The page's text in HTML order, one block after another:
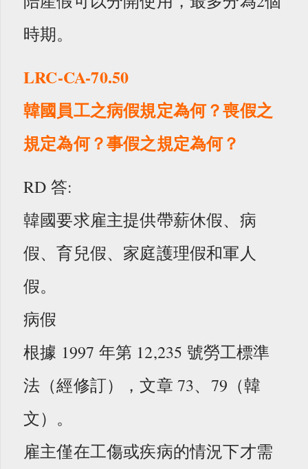
時期。
LRC-CA-70.50
韓國員工之病假規定為何？喪假之
規定為何？事假之規定為何？
RD 答:
韓國要求雇主提供帶薪休假、病
假、育兒假、家庭護理假和軍人
假。
病假
根據 1997 年第 12,235 號勞工標準
法（經修訂），文章 73、79（韓
文）。
雇主僅在工傷或疾病的情況下才需